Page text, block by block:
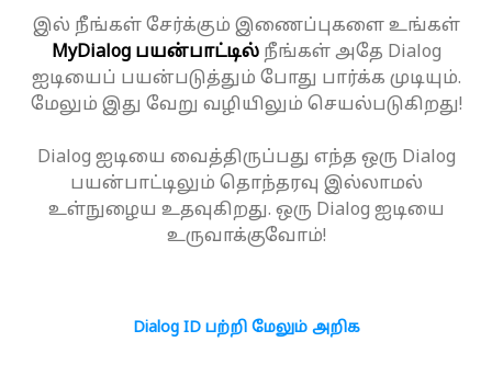
இல் நீங்கள் சேர்க்கும் இணைப்புகளை உங்கள்
MyDialog பயன்பாட்டில்நீங்கள் அதே Dialog
ஐடியைப் பயன்படுத்தும் போது பார்க்க முடியும்.
மேலும் இது வேறு வழியிலும் செயல்படுகிறது!
Dialog ஐடியை வைத்திருப்பது எந்த ஒரு Dialog
பயன்பாட்டிலும் தொந்தரவு இல்லாமல்
உள்நுழைய உதவுகிறது. ஒரு Dialog ஐடியை
உருவாக்குவோம்!
Dialog ID பற்றி மேலும் அறிக